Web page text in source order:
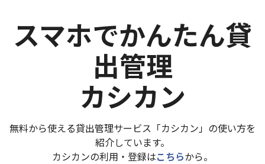
スマホでかんたん貸
出管理
カシカン
無料から使える貸出管理サービス「カシカン」の使い方を
紹介しています。
カシカンの利用・登録はこちらから。